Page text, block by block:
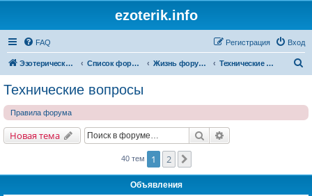
ezoterik.info
FAQ Вход
Регистрация
Эзотерический сайт Список форумов Жизнь форума и сайта Технические вопросы
Технические вопросы
Правила форума
Новая тема Поиск
40 тем 1 2
Объявления